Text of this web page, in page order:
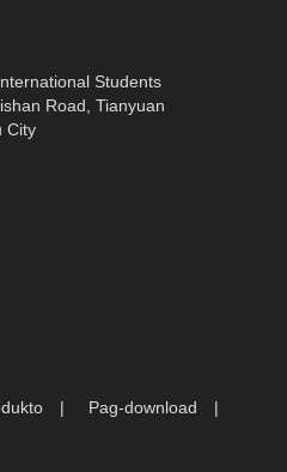
Students
Road, Tianyuan
City
Pag-download